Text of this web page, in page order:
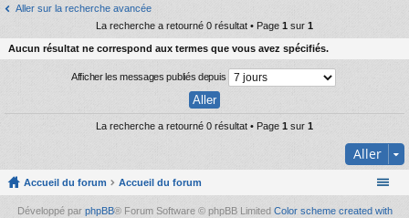
ci
s
s
Aller sur la recherche avancée
La recherche a retourné 0 résultat • Page 1 sur 1
Aucun résultat ne correspond aux termes que vous avez spécifiés.
Afficher les messages publiés depuis
La recherche a retourné 0 résultat • Page 1 sur 1
Aller
Accueil du forum Accueil du forum
Développé par phpBB® Forum Software © phpBB Limited Color scheme created with